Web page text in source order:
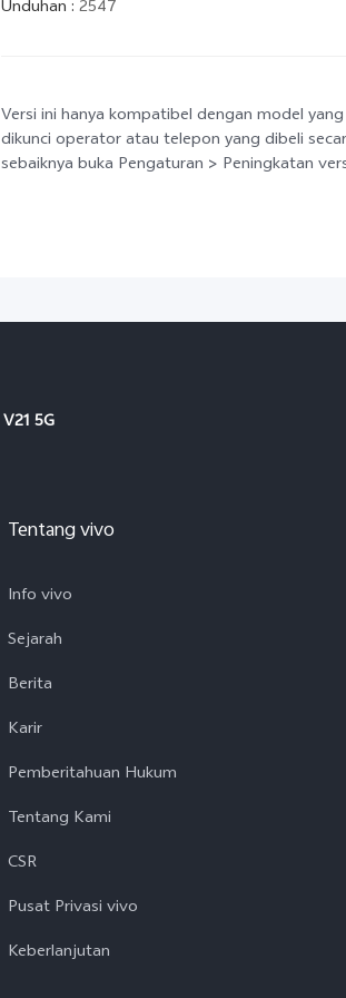
Unduhan : 2547
Versi ini hanya kompatibel dengan model
dikunci operator atau telepon yang dibeli
sebaiknya buka Pengaturan > Peningkatan
V21 5G
Tentang vivo
Info vivo
Sejarah
Berita
Karir
Pemberitahuan Hukum
Tentang Kami
CSR
Pusat Privasi vivo
Keberlanjutan